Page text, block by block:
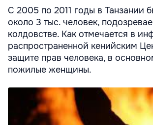
С 2005 по 2011 годы в Танзании
около 3 тыс. человек,
колдовстве. Как отмечается в
распространенной кенийским
защите прав человека, в
пожилые женщины.